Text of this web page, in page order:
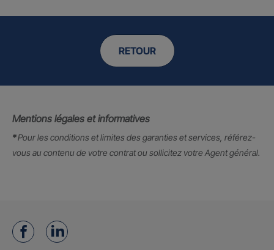
RETOUR
Mentions légales et informatives
*Pour les conditions et limites des garanties et services, référez-
vous au contenu de votre contrat ou sollicitez votre Agent général.